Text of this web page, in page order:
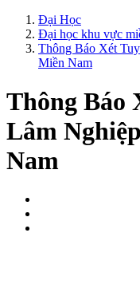
Đại Học
Đại học khu vực
Thông Báo Xét
Miền Nam
Thông Báo
Lâm
Nam